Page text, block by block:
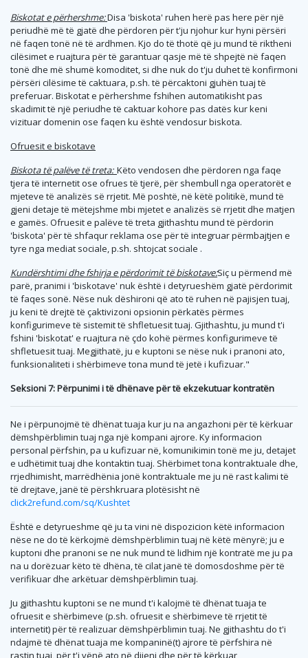
Biskotat e përhershme:Disa 'biskota' ruhen herë pas here për një
periudhë më të gjatë dhe përdoren për t'ju njohur kur hyni përsëri
në faqen tonë në të ardhmen. Kjo do të thotë që ju mund të riktheni
cilësimet e ruajtura për të garantuar qasje më të shpejtë në faqen
tonë dhe më shumë komoditet, si dhe nuk do t'ju duhet të konfirmoni
përsëri cilësime të caktuara, p.sh. të përcaktoni gjuhën tuaj të
preferuar. Biskotat e përhershme fshihen automatikisht pas
skadimit të një periudhe të caktuar kohore pas datës kur keni
vizituar domenin ose faqen ku është vendosur biskota.
Ofruesit e biskotave
Biskota të palëve të treta: Këto vendosen dhe përdoren nga faqe
tjera të internetit ose ofrues të tjerë, për shembull nga operatorët e
mjeteve të analizës së rrjetit. Më poshtë, në këtë politikë, mund të
gjeni detaje të mëtejshme mbi mjetet e analizës së rrjetit dhe matjen
e gamës. Ofruesit e palëve të treta gjithashtu mund të përdorin
'biskota' për të shfaqur reklama ose për të integruar përmbajtjen e
tyre nga mediat sociale, p.sh. shtojcat sociale .
Kundërshtimi dhe fshirja e përdorimit të biskotave:Siç u përmend më
parë, pranimi i 'biskotave' nuk është i detyrueshëm gjatë përdorimit
të faqes sonë. Nëse nuk dëshironi që ato të ruhen në pajisjen tuaj,
ju keni të drejtë të çaktivizoni opsionin përkatës përmes
konfigurimeve të sistemit të shfletuesit tuaj. Gjithashtu, ju mund t'i
fshini 'biskotat' e ruajtura në çdo kohë përmes konfigurimeve të
shfletuesit tuaj. Megjithatë, ju e kuptoni se nëse nuk i pranoni ato,
funksionaliteti i shërbimeve tona mund të jetë i kufizuar."
Seksioni 7: Përpunimi i të dhënave për të ekzekutuar kontratën
Ne i përpunojmë të dhënat tuaja kur ju na angazhoni për të kërkuar
dëmshpërblimin tuaj nga një kompani ajrore. Ky informacion
personal përfshin, pa u kufizuar në, komunikimin tonë me ju, detajet
e udhëtimit tuaj dhe kontaktin tuaj. Shërbimet tona kontraktuale dhe,
rrjedhimisht, marrëdhënia jonë kontraktuale me ju në rast kalimi të
të drejtave, janë të përshkruara plotësisht në
click2refund.com/sq/Kushtet
Është e detyrueshme që ju ta vini në dispozicion këtë informacion
nëse ne do të kërkojmë dëmshpërblimin tuaj në këtë mënyrë; ju e
kuptoni dhe pranoni se ne nuk mund të lidhim një kontratë me ju pa
na u dorëzuar këto të dhëna, të cilat janë të domosdoshme për të
verifikuar dhe arkëtuar dëmshpërblimin tuaj.
Ju gjithashtu kuptoni se ne mund t'i kalojmë të dhënat tuaja te
ofruesit e shërbimeve (p.sh. ofruesit e shërbimeve të rrjetit të
internetit) për të realizuar dëmshpërblimin tuaj. Ne gjithashtu do t'i
ndajmë të dhënat tuaja me kompaninë(t) ajrore të përfshira në
rastin tuaj, për t'i vënë ato në dijeni dhe për të kërkuar